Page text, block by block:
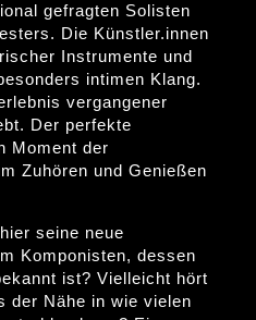
gefragten Solisten
Die Künstler.innen
Instrumente und
intimen Klang.
vergangener
Der perfekte
Moment der
Zuhören und Genießen
seine neue
Komponisten, dessen
ist? Vielleicht hört
der Nähe in wie vielen